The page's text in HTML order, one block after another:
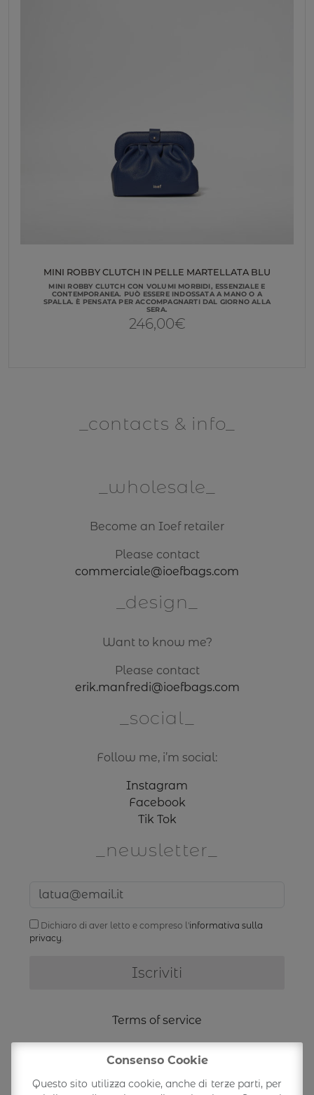
MINI ROBBY CLUTCH IN PELLE MARTELLATA BLU
MINI ROBBY CLUTCH CON VOLUMI MORBIDI, ESSENZIALE E
CONTEMPORANEA. PUÒ ESSERE INDOSSATA A MANO O A
SPALLA. È PENSATA PER ACCOMPAGNARTI DAL GIORNO ALLA
SERA.
246,00€
contacts & info
wholesale
Become an Ioef retailer
Please contact
commerciale@ioefbags.com
design
Want to know me?
Please contact
erik.manfredi@ioefbags.com
social
Follow me, i’m social:
Instagram
Facebook
Tik Tok
newsletter
Dichiaro di aver letto e compreso l'informativa sulla
privacy.
Terms of service
Shipping Information
Consenso Cookie
Questo sito utilizza cookie, anche di terze parti, per